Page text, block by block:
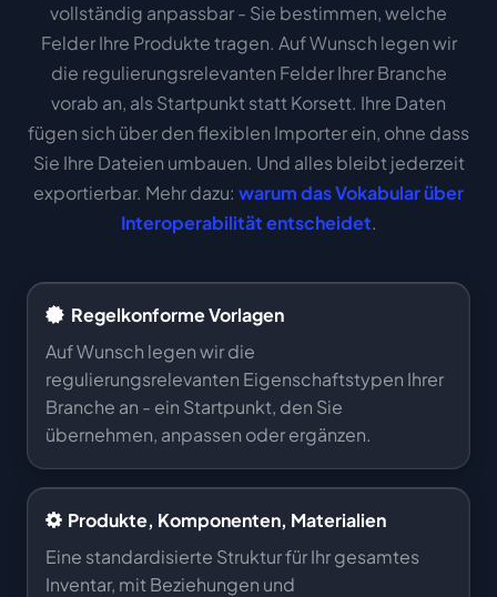
vollständig anpassbar - Sie bestimmen, welche
Felder Ihre Produkte tragen. Auf Wunsch legen wir
die regulierungsrelevanten Felder Ihrer Branche
vorab an, als Startpunkt statt Korsett. Ihre Daten
fügen sich über den flexiblen Importer ein, ohne dass
Sie Ihre Dateien umbauen. Und alles bleibt jederzeit
exportierbar. Mehr dazu: warum das Vokabular über
Interoperabilität entscheidet.
Regelkonforme Vorlagen
Auf Wunsch legen wir die
regulierungsrelevanten Eigenschaftstypen Ihrer
Branche an - ein Startpunkt, den Sie
übernehmen, anpassen oder ergänzen.
Produkte, Komponenten, Materialien
Eine standardisierte Struktur für Ihr gesamtes
Inventar, mit Beziehungen und